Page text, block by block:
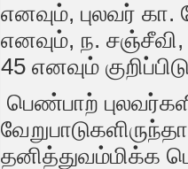
எனவும், புலவர்
எனவும், ந.
45 எனவும்
பெண்பாற்
தனித்துவம்மிக்க